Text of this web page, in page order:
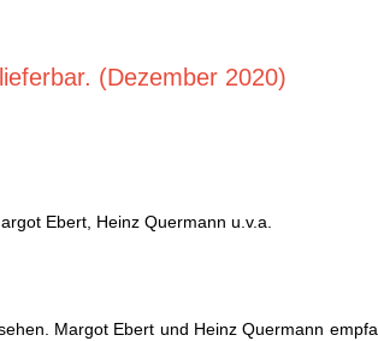
(Dezember 2020)
Ebert, Heinz Quermann u.v.a.
Margot Ebert und Heinz Quermann